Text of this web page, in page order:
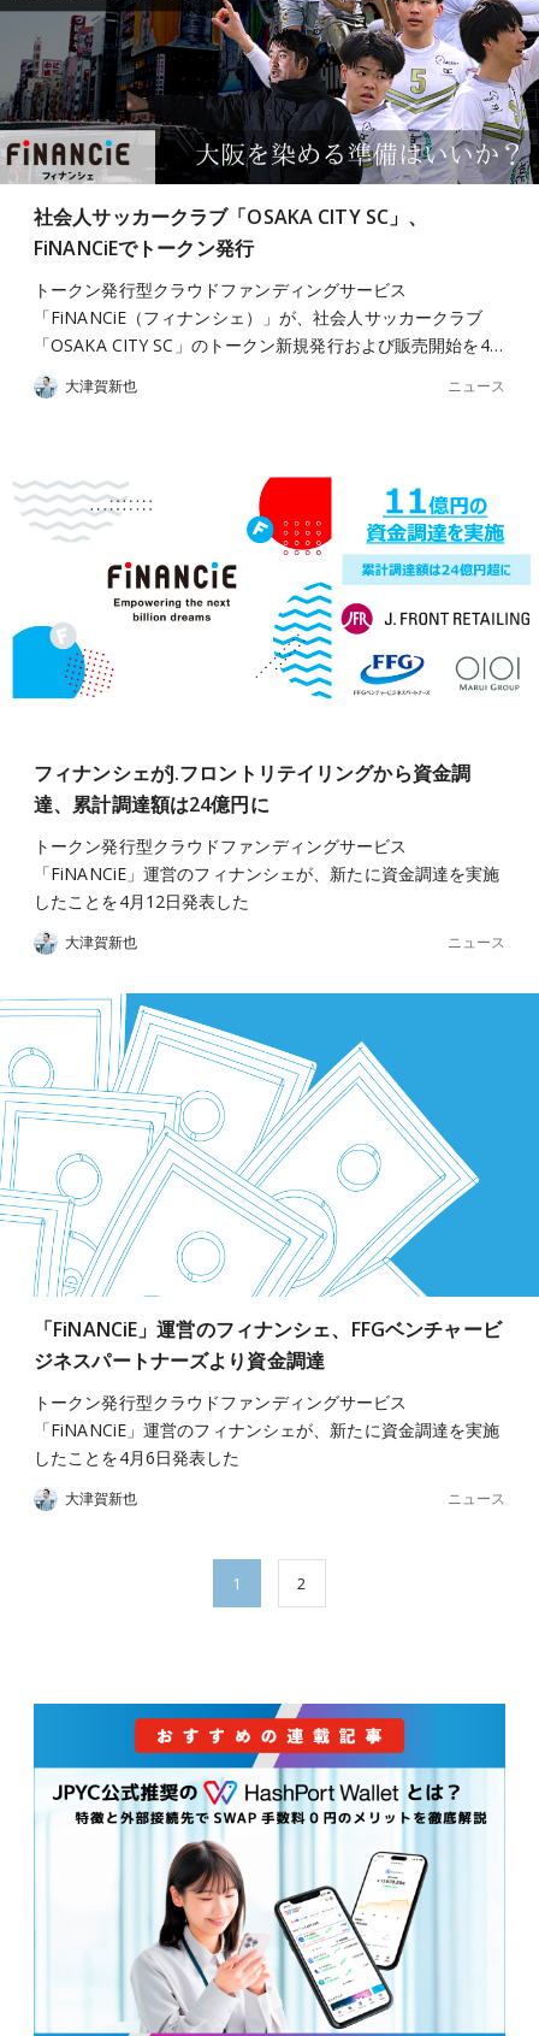
社会人サッカークラブ「OSAKA CITY SC」、
FiNANCiEでトークン発行
トークン発行型クラウドファンディングサービス
「FiNANCiE（フィナンシェ）」が、社会人サッカークラブ
「OSAKA CITY SC」のトークン新規発行および販売開始を4…
大津賀新也 ニュース
フィナンシェがJ.フロントリテイリングから資金調
達、累計調達額は24億円に
トークン発行型クラウドファンディングサービス
「FiNANCiE」運営のフィナンシェが、新たに資金調達を実施
したことを4月12日発表した
大津賀新也 ニュース
「FiNANCiE」運営のフィナンシェ、FFGベンチャービ
ジネスパートナーズより資金調達
トークン発行型クラウドファンディングサービス
「FiNANCiE」運営のフィナンシェが、新たに資金調達を実施
したことを4月6日発表した
大津賀新也 ニュース
1 2